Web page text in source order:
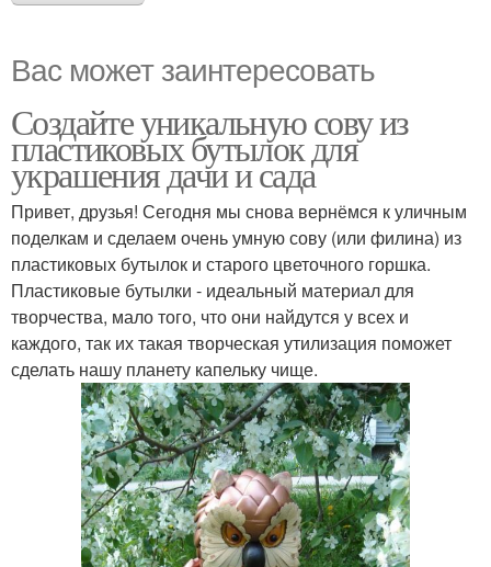
Вас может заинтересовать
Создайте уникальную сову из
пластиковых бутылок для
украшения дачи и сада
Привет, друзья! Сегодня мы снова вернёмся к уличным
поделкам и сделаем очень умную сову (или филина) из
пластиковых бутылок и старого цветочного горшка.
Пластиковые бутылки - идеальный материал для
творчества, мало того, что они найдутся у всех и
каждого, так их такая творческая утилизация поможет
сделать нашу планету капельку чище.